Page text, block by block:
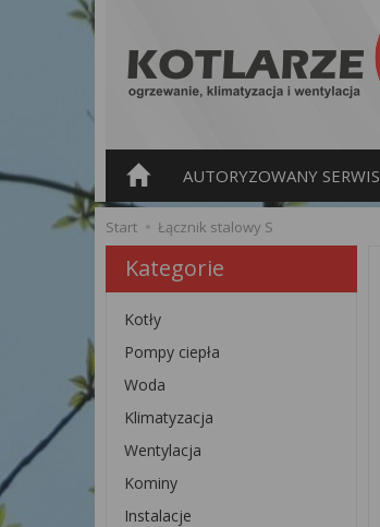
AUTORYZOWANY SERWIS
Start Łącznik stalowy S
Kategorie
Kotły
Pompy ciepła
Woda
Klimatyzacja
Wentylacja
Kominy
Instalacje